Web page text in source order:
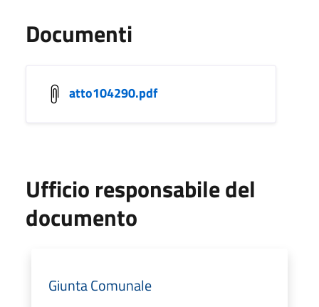
Documenti
atto104290.pdf
Ufficio responsabile del
documento
Giunta Comunale